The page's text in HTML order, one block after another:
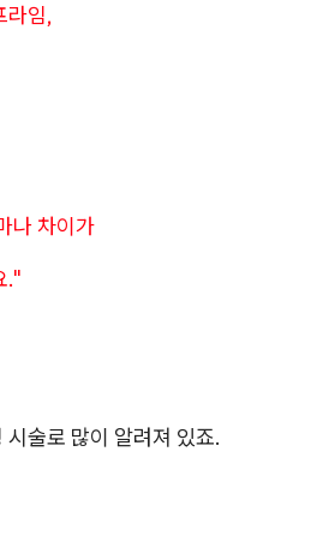
라임,
나 차이가
."
술로 많이 알려져 있죠.